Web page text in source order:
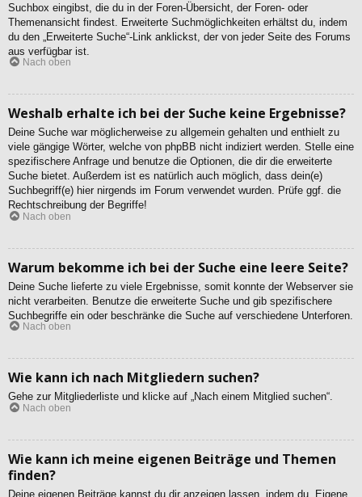
Suchbox eingibst, die du in der Foren-Übersicht, der Foren- oder
Themenansicht findest. Erweiterte Suchmöglichkeiten erhältst du, indem
du den „Erweiterte Suche“-Link anklickst, der von jeder Seite des Forums
aus verfügbar ist.
Nach oben
Weshalb erhalte ich bei der Suche keine Ergebnisse?
Deine Suche war möglicherweise zu allgemein gehalten und enthielt zu
viele gängige Wörter, welche von phpBB nicht indiziert werden. Stelle eine
spezifischere Anfrage und benutze die Optionen, die dir die erweiterte
Suche bietet. Außerdem ist es natürlich auch möglich, dass dein(e)
Suchbegriff(e) hier nirgends im Forum verwendet wurden. Prüfe ggf. die
Rechtschreibung der Begriffe!
Nach oben
Warum bekomme ich bei der Suche eine leere Seite?
Deine Suche lieferte zu viele Ergebnisse, somit konnte der Webserver sie
nicht verarbeiten. Benutze die erweiterte Suche und gib spezifischere
Suchbegriffe ein oder beschränke die Suche auf verschiedene Unterforen.
Nach oben
Wie kann ich nach Mitgliedern suchen?
Gehe zur Mitgliederliste und klicke auf „Nach einem Mitglied suchen“.
Nach oben
Wie kann ich meine eigenen Beiträge und Themen
finden?
Deine eigenen Beiträge kannst du dir anzeigen lassen, indem du „Eigene